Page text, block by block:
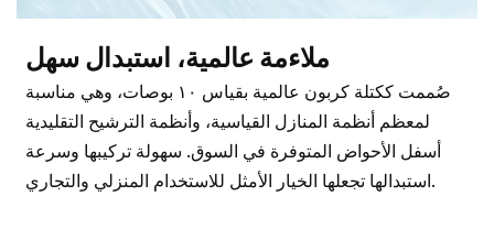
ملاءمة عالمية، استبدال سهل
صُممت ككتلة كربون عالمية بقياس ١٠ بوصات، وهي مناسبة
لمعظم أنظمة المنازل القياسية، وأنظمة الترشيح التقليدية
أسفل الأحواض المتوفرة في السوق. سهولة تركيبها وسرعة
استبدالها تجعلها الخيار الأمثل للاستخدام المنزلي والتجاري.